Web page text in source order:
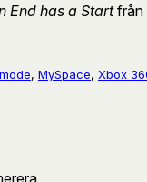
End has a Startfrån
mode, MySpace, Xbox